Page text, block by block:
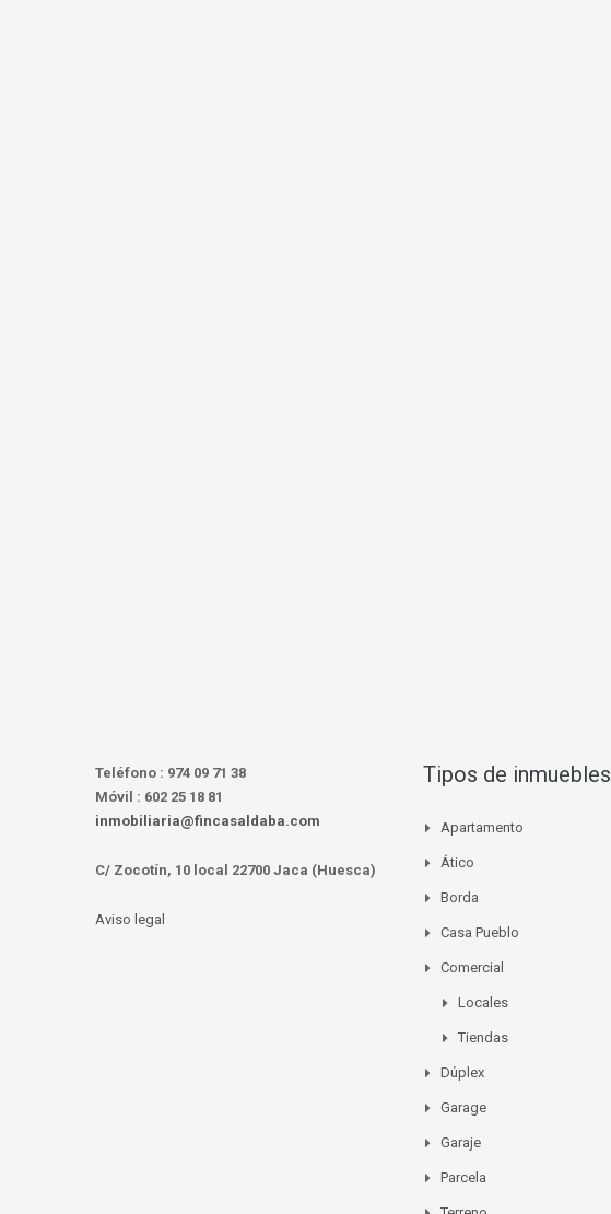
Teléfono : 974 09 71 38
Móvil : 602 25 18 81
inmobiliaria@fincasaldaba.com
C/ Zocotín, 10 local 22700 Jaca (Huesca)
Aviso legal
Tipos de inmuebles
Apartamento
Ático
Borda
Casa Pueblo
Comercial
Locales
Tiendas
Dúplex
Garage
Garaje
Parcela